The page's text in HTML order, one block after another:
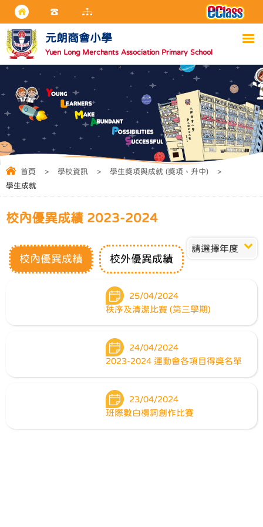
元朗商會小學
Yuen Long Merchants Association Primary School
首頁 > 學校資訊 > 學生獎項與成就 (獎項、升中)
>
學生成就
校內優異成績 2023-2024
請選擇年度
校內優異成績 校外優異成績
25/04/2024
秩序及清潔比賽 (第三學期)
24/04/2024
2023-2024 運動會各項目得獎名單
23/04/2024
班際數白欖詞創作比賽